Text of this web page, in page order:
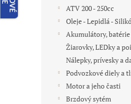
ATV 200 - 250cc
Oleje - Lepidlá -
Akumulátory,
Žiarovky, LEDky a
Nálepky, prívesky a
Podvozkové diely a
Motor a jeho časti
Brzdový sytém